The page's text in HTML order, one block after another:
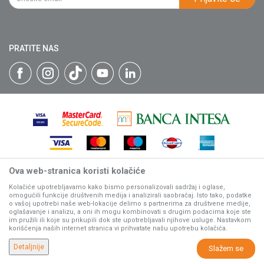
Matični broj: 07593252
Katalozi
Isporuka
Plaćanje karticama
Web kredit Raiffeisen banke
Pravo na odustajanje
Povraćaj sredstava
Zamena artikala
PRATITE NAS
Nastojimo da budemo što precizniji u opisu proizvoda, prikazu
slika i samih cena, ali ne možemo garantovati da su sve
informacije kompletne i bez grešaka.
Svi artikli prikazani na sajtu su deo naše ponude, ali ne
podrazumeva da su dostupni u svakom trenutku.
©2026www.villagerstore.com . Sva prava zadržana.
Ova web-stranica koristi kolačiće
Kolačiće upotrebljavamo kako bismo personalizovali sadržaj i oglase,
omogućili funkcije društvenih medija i analizirali saobraćaj. Isto tako, podatke
o vašoj upotrebi naše web-lokacije delimo s partnerima za društvene medije,
oglašavanje i analizu, a oni ih mogu kombinovati s drugim podacima koje ste
im pružili ili koje su prikupili dok ste upotrebljavali njihove usluge. Nastavkom
korišćenja naših internet stranica vi prihvatate našu upotrebu kolačića.
Detaljnije Slažem se